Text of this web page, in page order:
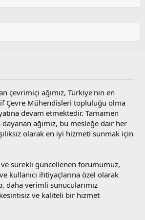
çevrimiçi ağımız, Türkiye'nin en
Çevre Mühendisleri topluluğu olma
devam etmektedir. Tamamen
ağımız, bu mesleğe dair her
olarak en iyi hizmeti sunmak için
sürekli güncellenen forumumuz,
kullanıcı ihtiyaçlarına özel olarak
daha verimli sunucularımız
kesintisiz ve kaliteli bir hizmet